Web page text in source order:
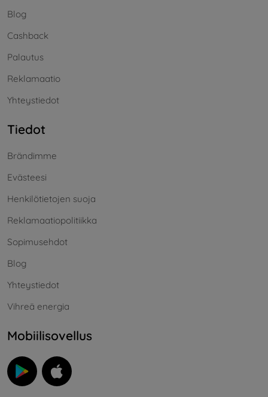
Blog
Cashback
Palautus
Reklamaatio
Yhteystiedot
Tiedot
Brändimme
Evästeesi
Henkilötietojen suoja
Reklamaatiopolitiikka
Sopimusehdot
Blog
Yhteystiedot
Vihreä energia
Mobiilisovellus